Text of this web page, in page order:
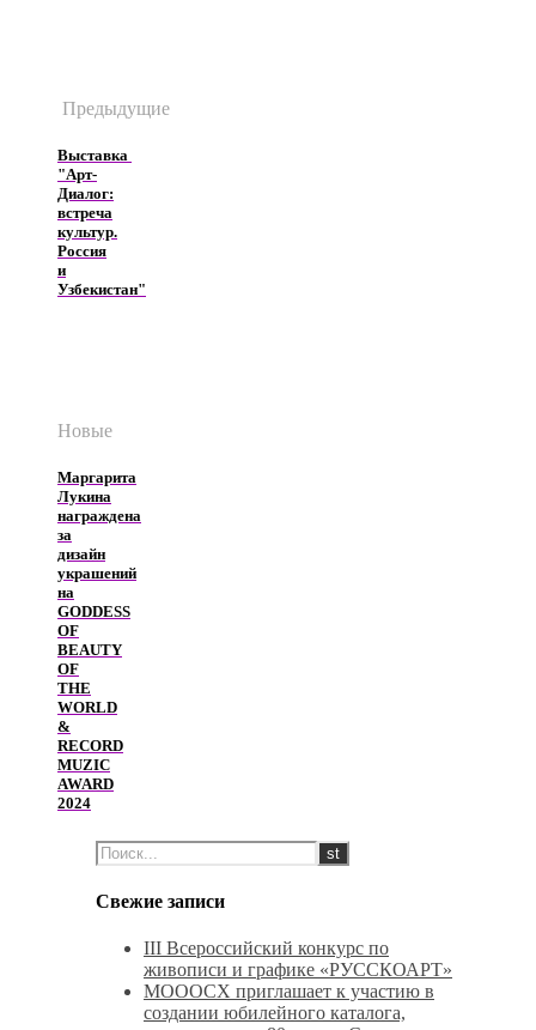
Предыдущие
Выставка
"Арт-
Диалог:
встреча
культур.
Россия
и
Узбекистан"
Новые
Маргарита
Лукина
награждена
за
дизайн
украшений
на
GODDESS
OF
BEAUTY
OF
THE
WORLD
&
RECORD
MUZIC
AWARD
2024
Свежие записи
III Всероссийский конкурс по
живописи и графике «РУССКОАРТ»
МОООСХ приглашает к участию в
создании юбилейного каталога,